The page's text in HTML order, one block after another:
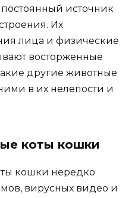
источник
Их
лица и физические
восторженные
другие животные
в их нелепости и
коты кошки
кошки нередко
вирусных видео и